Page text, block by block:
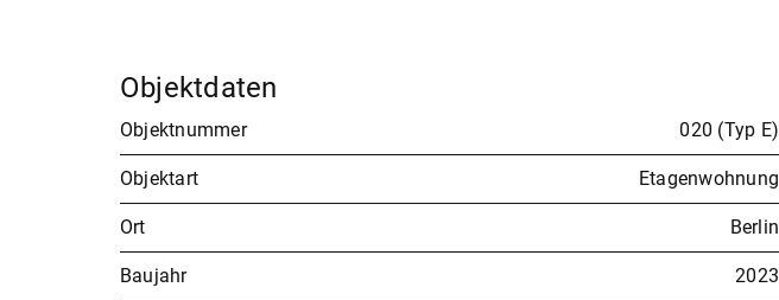
Objektdaten
Objektnummer 020 (Typ E)
Objektart Etagenwohnung
Ort Berlin
Baujahr 2023